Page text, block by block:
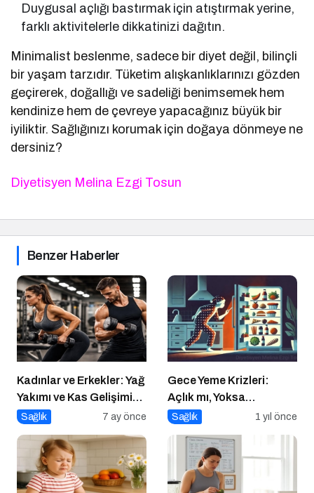
Duygusal açlığı bastırmak için atıştırmak yerine,
farklı aktivitelerle dikkatinizi dağıtın.
Minimalist beslenme, sadece bir diyet değil, bilinçli
bir yaşam tarzıdır. Tüketim alışkanlıklarınızı gözden
geçirerek, doğallığı ve sadeliği benimsemek hem
kendinize hem de çevreye yapacağınız büyük bir
iyiliktir. Sağlığınızı korumak için doğaya dönmeye ne
dersiniz?
Diyetisyen Melina Ezgi Tosun
Benzer Haberler
Kadınlar ve Erkekler: Yağ
Yakımı ve Kas Gelişimi
Arasındaki Farklar
Sağlık 7 ay önce
Gece Yeme Krizleri:
Açlık mı, Yoksa
Duygusal İhtiyaçlar mı?
Sağlık 1 yıl önce